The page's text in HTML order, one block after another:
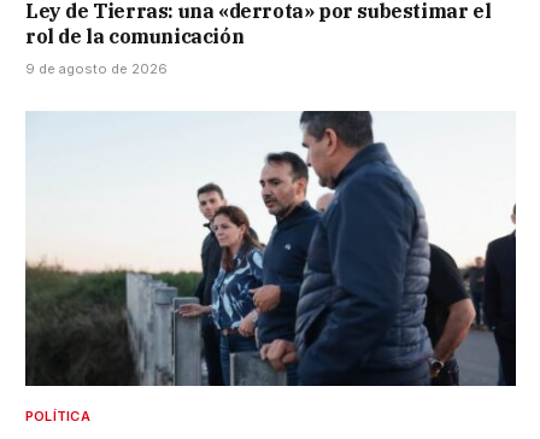
Ley de Tierras: una «derrota» por subestimar el
rol de la comunicación
9 de agosto de 2026
POLÍTICA